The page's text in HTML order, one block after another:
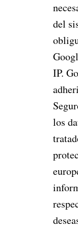
del
IP.
los